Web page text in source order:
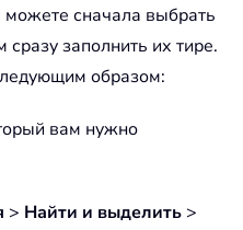
можете сначала выбрать
сразу заполнить их тире.
образом:
вам нужно
> Найти и выделить >